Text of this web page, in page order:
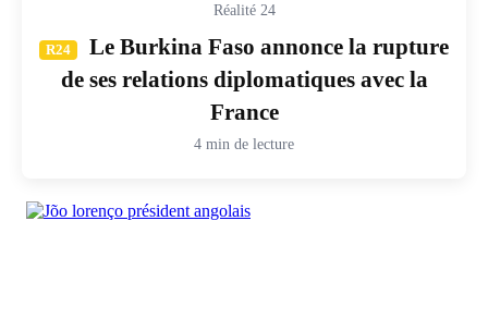
Réalité 24
R24
Le Burkina Faso annonce la rupture
de ses relations diplomatiques avec la
France
4 min de lecture